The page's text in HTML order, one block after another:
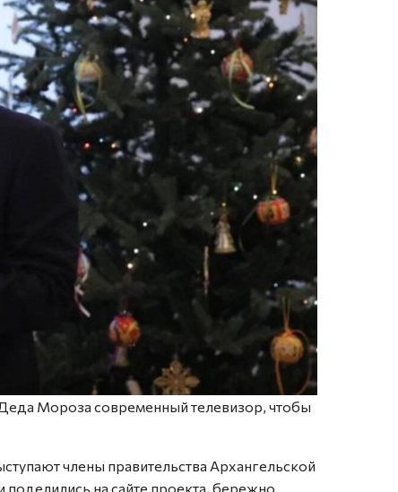
Мороза современный телевизор, чтобы
члены правительства Архангельской
на сайте проекта, бережно